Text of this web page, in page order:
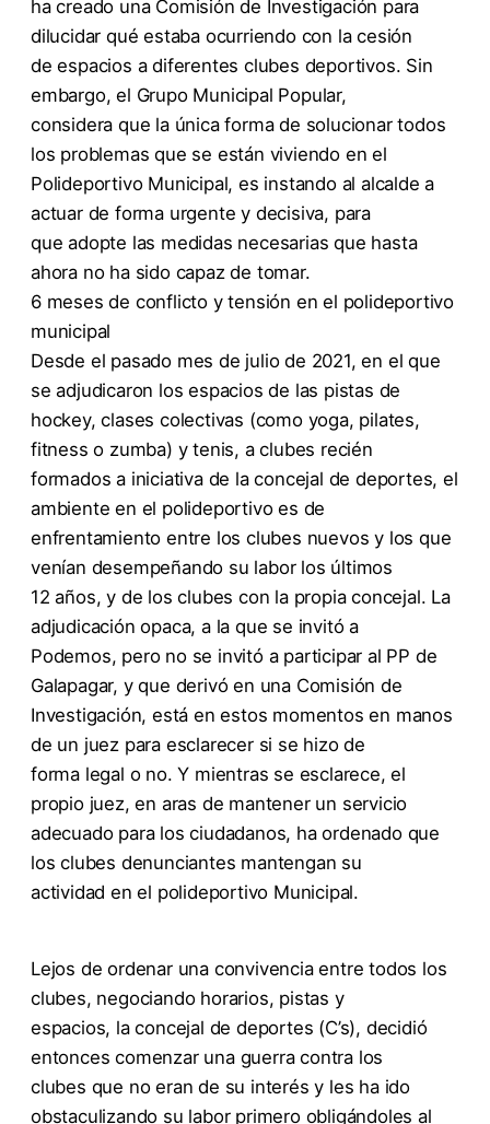
ha creado una Comisión de Investigación para
dilucidar qué estaba ocurriendo con la cesión
de espacios a diferentes clubes deportivos. Sin
embargo, el Grupo Municipal Popular,
considera que la única forma de solucionar todos
los problemas que se están viviendo en el
Polideportivo Municipal, es instando al alcalde a
actuar de forma urgente y decisiva, para
que adopte las medidas necesarias que hasta
ahora no ha sido capaz de tomar.
6 meses de conflicto y tensión en el polideportivo
municipal
Desde el pasado mes de julio de 2021, en el que
se adjudicaron los espacios de las pistas de
hockey, clases colectivas (como yoga, pilates,
fitness o zumba) y tenis, a clubes recién
formados a iniciativa de la concejal de deportes, el
ambiente en el polideportivo es de
enfrentamiento entre los clubes nuevos y los que
venían desempeñando su labor los últimos
12 años, y de los clubes con la propia concejal. La
adjudicación opaca, a la que se invitó a
Podemos, pero no se invitó a participar al PP de
Galapagar, y que derivó en una Comisión de
Investigación, está en estos momentos en manos
de un juez para esclarecer si se hizo de
forma legal o no. Y mientras se esclarece, el
propio juez, en aras de mantener un servicio
adecuado para los ciudadanos, ha ordenado que
los clubes denunciantes mantengan su
actividad en el polideportivo Municipal.
Lejos de ordenar una convivencia entre todos los
clubes, negociando horarios, pistas y
espacios, la concejal de deportes (C’s), decidió
entonces comenzar una guerra contra los
clubes que no eran de su interés y les ha ido
obstaculizando su labor primero obligándoles al